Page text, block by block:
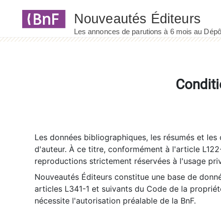
Les données bibliographiques, les résumés et
d'auteur. À ce titre, conformément à l'article
reproductions strictement réservées à l'usage
Nouveautés Éditeurs constitue une base de
articles L341-1 et suivants du Code de la
nécessite l'autorisation préalable de la BnF.